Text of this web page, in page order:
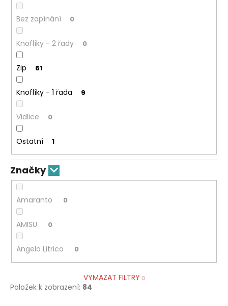
Bez zapínání 0
Knoflíky - 2 řady 0
Zip 61
Knoflíky - 1 řada 9
Vidlice 0
Ostatní 1
Značky
Amaranto 0
AMISU 0
Angelo Litrico 0
VYMAZAT FILTRY
Položek k zobrazení: 84